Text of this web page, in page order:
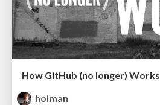
How GitHub (no longer) Works
holman